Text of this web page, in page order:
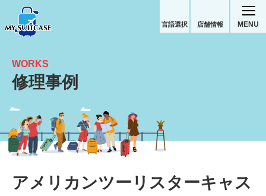
店舗情報
言語選択 MENU
タイヤが回らなくなったキャスター交換｜アメリカンツーリスタースーツケース修理実績
WORKS
修理事例
アメリカンツーリスターキャス